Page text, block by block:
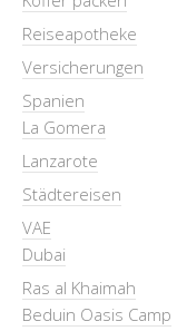
Reiseapotheke
Versicherungen
Spanien
La Gomera
Lanzarote
Städtereisen
VAE
Dubai
Ras al Khaimah
Beduin Oasis Camp